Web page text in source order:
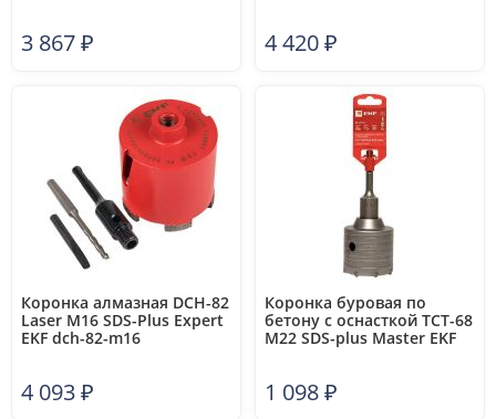
3 867₽ 4 420₽
Коронка алмазная DCH-82
Laser M16 SDS-Plus Expert
EKF dch-82-m16
4 093₽
Коронка буровая по
бетону с оснасткой TCT-68
М22 SDS-plus Master EKF
1 098₽